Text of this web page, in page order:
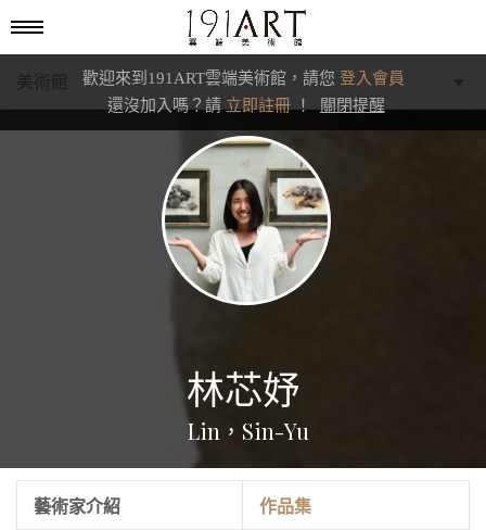
歡迎來到191ART雲端美術館，請您 登入會員
還沒加入嗎？請 立即註冊！ 關閉提醒
林芯妤
Lin，Sin-Yu
藝術家介紹 作品集